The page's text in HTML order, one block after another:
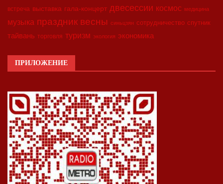
встреча выставка гала-концерт двесессии космос медицина
музыка праздник весны синьцзян сотрудничество спутник
тайвань торговля туризм экология экономика
ПРИЛОЖЕНИЕ